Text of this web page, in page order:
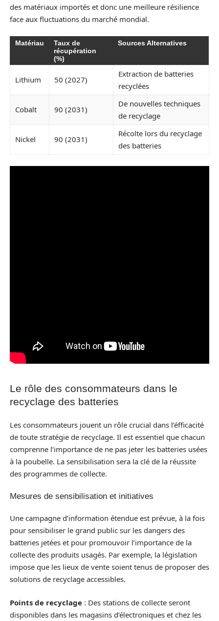
des matériaux importés et donc une meilleure résilience
face aux fluctuations du marché mondial.
Matériau
Taux de
récupération
(%)
Sources Alternatives
Lithium 50 (2027)
Extraction de batteries
recyclées
Cobalt 90 (2031)
De nouvelles techniques
de recyclage
Nickel 90 (2031)
Récolte lors du recyclage
des batteries
Le rôle des consommateurs dans le
recyclage des batteries
Les consommateurs jouent un rôle crucial dans l’éfficacité
de toute stratégie de recyclage. Il est essentiel que chacun
comprenne l’importance de ne pas jeter les batteries usées
à la poubelle. La sensibilisation sera la clé de la réussite
des programmes de collecte.
Mesures de sensibilisation et initiatives
Une campagne d’information étendue est prévue, à la fois
pour sensibiliser le grand public sur les dangers des
batteries jetées et pour promouvoir l’importance de la
collecte des produits usagés. Par exemple, la législation
impose que les lieux de vente soient tenus de proposer des
solutions de recyclage accessibles.
Points de recyclage : Des stations de collecte seront
disponibles dans les magasins d’électroniques et chez les